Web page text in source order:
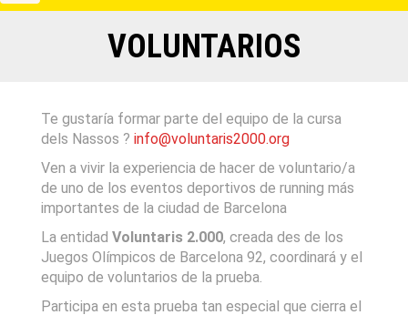
Cursa
VOLUNTARIOS
Te gustaría formar parte del equipo de la cursa
dels Nassos ? info@voluntaris2000.org
Ven a vivir la experiencia de hacer de voluntario/a
de uno de los eventos deportivos de running más
importantes de la ciudad de Barcelona
La entidad Voluntaris 2.000, creada des de los
Juegos Olímpicos de Barcelona 92, coordinará y el
equipo de voluntarios de la prueba.
Participa en esta prueba tan especial que cierra el